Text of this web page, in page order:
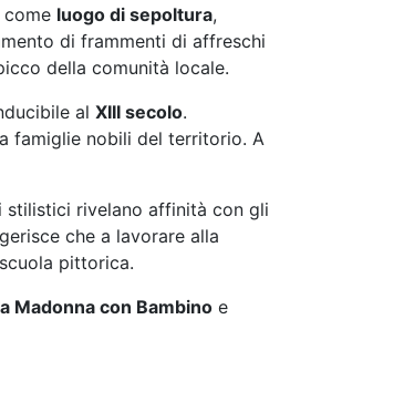
come luogo di sepoltura,
di frammenti di affreschi
della comunità locale.
al XIII secolo.
famiglie nobili del territorio. A
stilistici rivelano affinità con gli
che a lavorare alla
pittorica.
Madonna con Bambino e